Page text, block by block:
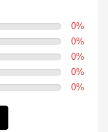
0%
0%
0%
0%
0%